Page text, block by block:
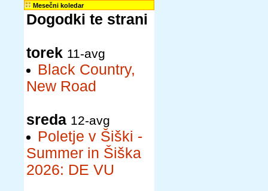
Mesečni koledar
Dogodki te strani
torek 11-avg
Black Country,
New Road
sreda 12-avg
Poletje v Šiški -
Summer in Šiška
2026: DE VU